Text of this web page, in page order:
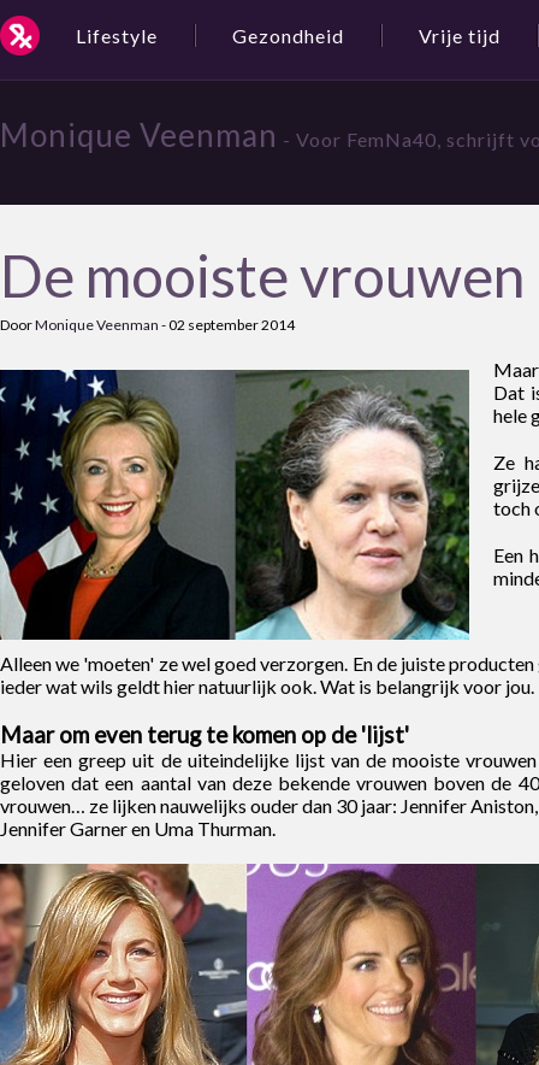
Lifestyle Gezondheid Vrije tijd
Monique Veenman - Voor FemNa40, schrijft
De mooiste vrouwen
DoorMonique Veenman -02 september 2014
Dat
hele
Ze
toch
Een
Alleen we 'moeten' ze wel goed verzorgen. En de juiste
ieder wat wils geldt hier natuurlijk ook. Wat is belangrijk voor jou.
Maar om even terug te komen op de 'lijst'
Hier een greep uit de uiteindelijke lijst van de mooiste
geloven dat een aantal van deze bekende vrouwen boven de
vrouwen… ze lijken nauwelijks ouder dan 30 jaar: Jennifer
Jennifer Garner en Uma Thurman.